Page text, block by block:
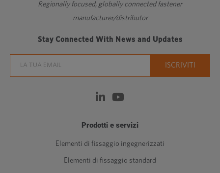
Regionally focused, globally connected fastener
manufacturer/distributor
Stay Connected With News and Updates
Prodotti e servizi
Elementi di fissaggio ingegnerizzati
Elementi di fissaggio standard